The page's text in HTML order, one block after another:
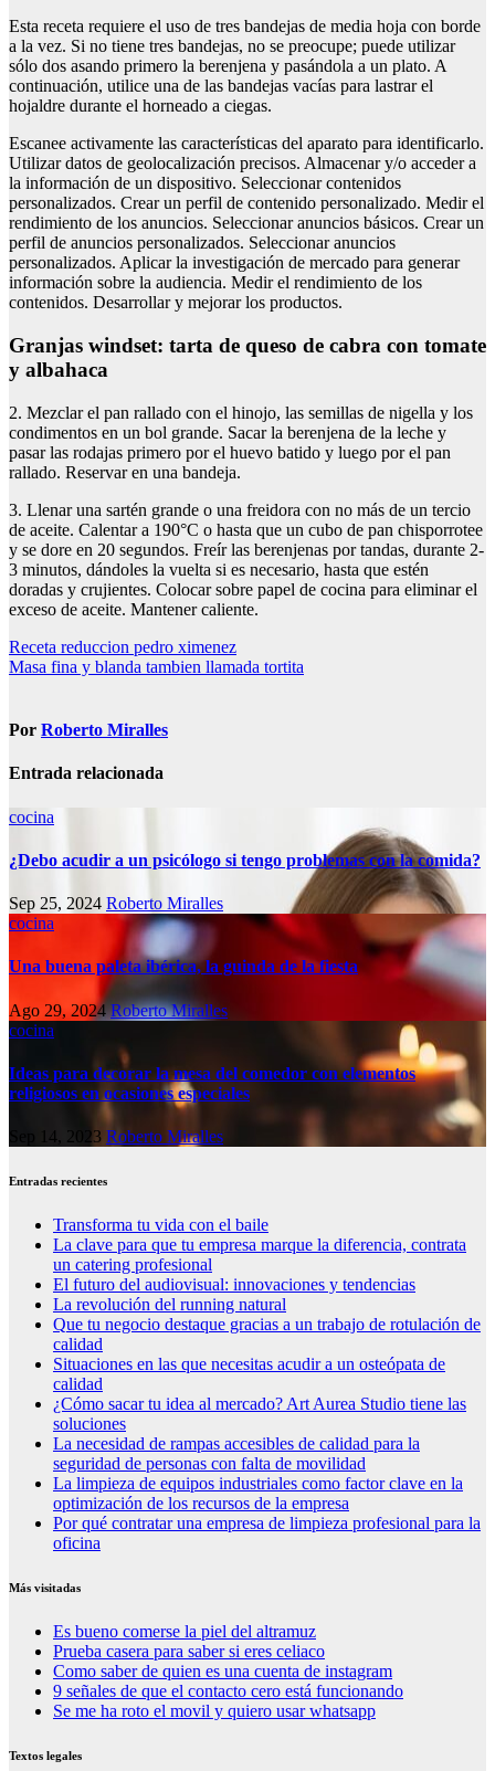
Esta receta requiere el uso de tres bandejas de media hoja con borde
a la vez. Si no tiene tres bandejas, no se preocupe; puede utilizar
sólo dos asando primero la berenjena y pasándola a un plato. A
continuación, utilice una de las bandejas vacías para lastrar el
hojaldre durante el horneado a ciegas.
Escanee activamente las características del aparato para identificarlo.
Utilizar datos de geolocalización precisos. Almacenar y/o acceder a
la información de un dispositivo. Seleccionar contenidos
personalizados. Crear un perfil de contenido personalizado. Medir el
rendimiento de los anuncios. Seleccionar anuncios básicos. Crear un
perfil de anuncios personalizados. Seleccionar anuncios
personalizados. Aplicar la investigación de mercado para generar
información sobre la audiencia. Medir el rendimiento de los
contenidos. Desarrollar y mejorar los productos.
granjas windset: tarta de queso de cabra con tomate
y albahaca
2. Mezclar el pan rallado con el hinojo, las semillas de nigella y los
condimentos en un bol grande. Sacar la berenjena de la leche y
pasar las rodajas primero por el huevo batido y luego por el pan
rallado. Reservar en una bandeja.
3. Llenar una sartén grande o una freidora con no más de un tercio
de aceite. Calentar a 190°C o hasta que un cubo de pan chisporrotee
y se dore en 20 segundos. Freír las berenjenas por tandas, durante 2-
3 minutos, dándoles la vuelta si es necesario, hasta que estén
doradas y crujientes. Colocar sobre papel de cocina para eliminar el
exceso de aceite. Mantener caliente.
Navegación
de
Receta reduccion pedro ximenez
Masa fina y blanda tambien llamada tortita
Por Roberto Miralles
Entrada relacionada
cocina
¿Debo acudir a un psicólogo si tengo problemas con la comida?
Sep 25, 2024 Roberto Miralles
cocina
Una buena paleta ibérica, la guinda de la fiesta
Ago 29, 2024Roberto Miralles
cocina
Ideas para decorar la mesa del comedor con elementos
religiosos en ocasiones especiales
Sep 14, 2023 Roberto Miralles
Entradas recientes
Transforma tu vida con el baile
La clave para que tu empresa marque la diferencia, contrata
un catering profesional
El futuro del audiovisual: innovaciones y tendencias
La revolución del running natural
Que tu negocio destaque gracias a un trabajo de rotulación de
calidad
Situaciones en las que necesitas acudir a un osteópata de
calidad
¿Cómo sacar tu idea al mercado? Art Aurea Studio tiene las
soluciones
La necesidad de rampas accesibles de calidad para la
seguridad de personas con falta de movilidad
La limpieza de equipos industriales como factor clave en la
optimización de los recursos de la empresa
Por qué contratar una empresa de limpieza profesional para la
oficina
Más visitadas
Es bueno comerse la piel del altramuz
Prueba casera para saber si eres celiaco
Como saber de quien es una cuenta de instagram
9 señales de que el contacto cero está funcionando
Se me ha roto el movil y quiero usar whatsapp
Textos legales